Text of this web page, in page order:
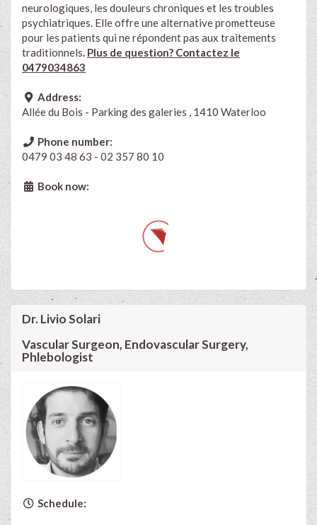
neurologiques, les douleurs chroniques et les troubles
psychiatriques. Elle offre une alternative prometteuse
pour les patients qui ne répondent pas aux traitements
traditionnels Plus de question? Contactez le
0479034863
Address:
Allée du Bois - Parking des galeries , 1410 Waterloo
Phone number:
0479 03 48 63 - 02 357 80 10
Book now:
Dr. Livio Solari
Vascular Surgeon, Endovascular Surgery,
Phlebologist
Schedule: